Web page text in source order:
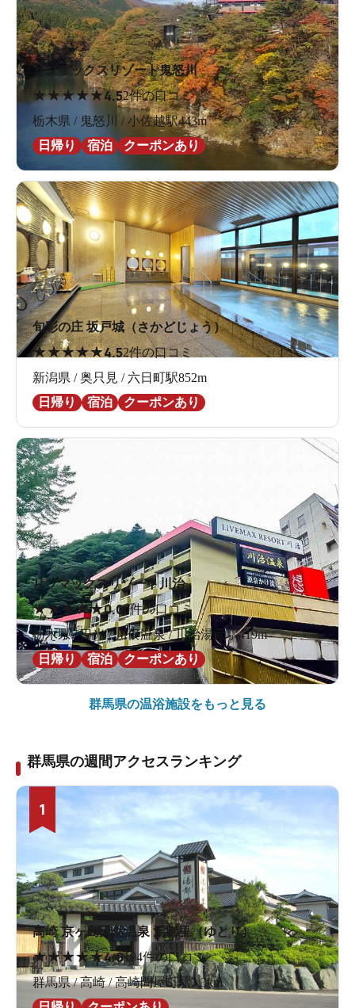
リブマックスリゾート鬼怒川
★★★★★4.52件の口コミ
栃木県 / 鬼怒川 / 小佐越駅443m
日帰り
宿泊 クーポンあり
旬彩の庄 坂戸城（さかどじょう）
★★★★★4.52件の口コミ
新潟県 / 奥只見 / 六日町駅852m
日帰り
宿泊 クーポンあり
リブマックスリゾート川治
★★★★★0.00件の口コミ
栃木県 / 日光 / 川俣温泉 / 川治湯元駅419m
日帰り
宿泊 クーポンあり
群馬県の温浴施設をもっと見る
群馬県の週間アクセスランキング
1
高崎 京ヶ島天然温泉 湯都里（ゆとり）
★★★★★4.0194件の口コミ
群馬県 / 高崎 / 高崎問屋町駅3.3km